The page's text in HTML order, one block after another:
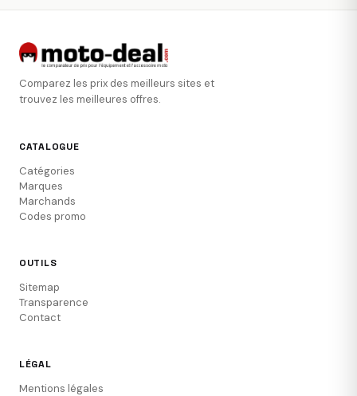
Comparez les prix des meilleurs sites et
trouvez les meilleures offres.
CATALOGUE
Catégories
Marques
Marchands
Codes promo
OUTILS
Sitemap
Transparence
Contact
LÉGAL
Mentions légales